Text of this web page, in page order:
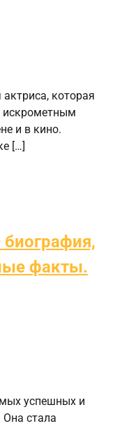
которая
искрометным
и в кино.
[…]
факты.
успешных и
Она стала